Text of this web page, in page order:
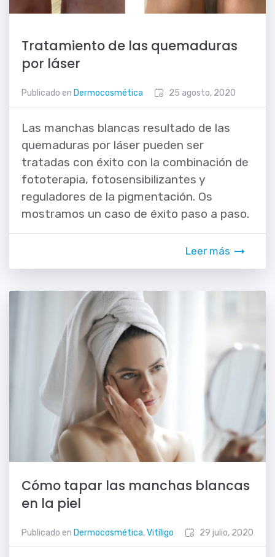
Tratamiento de las quemaduras
por láser
25 agosto, 2020
Publicado en Dermocosmética
Las manchas blancas resultado de las
quemaduras por láser pueden ser
tratadas con éxito con la combinación de
fototerapia, fotosensibilizantes y
reguladores de la pigmentación. Os
mostramos un caso de éxito paso a paso.
Leer más
Cómo tapar las manchas blancas
en la piel
29 julio, 2020
Publicado en Dermocosmética,Vitíligo